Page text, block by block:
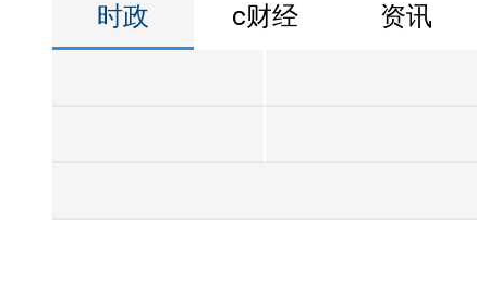
时政 c财经 资讯